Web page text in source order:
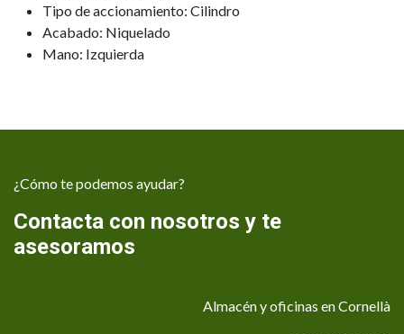
Tipo de accionamiento: Cilindro
Acabado: Niquelado
Mano: Izquierda
¿Cómo te podemos ayudar?
Contacta con nosotros y te
asesoramos
Almacén y oficinas en Cornellà